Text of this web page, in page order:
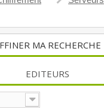
MA RECHERCHE
EDITEURS